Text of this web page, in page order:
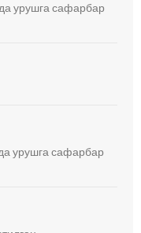
урушга сафарбар
урушга сафарбар